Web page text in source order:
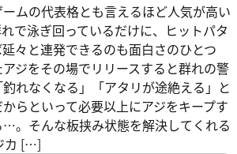
ムの代表格とも言えるほど人気が高い
で泳ぎ回っているだけに、ヒットパタ
々と連発できるのも面白さのひとつ
ジをその場でリリースすると群れの警
れなくなる」「アタリが途絶える」と
らといって必要以上にアジをキープす
。そんな板挟み状態を解決してくれる
カ […]